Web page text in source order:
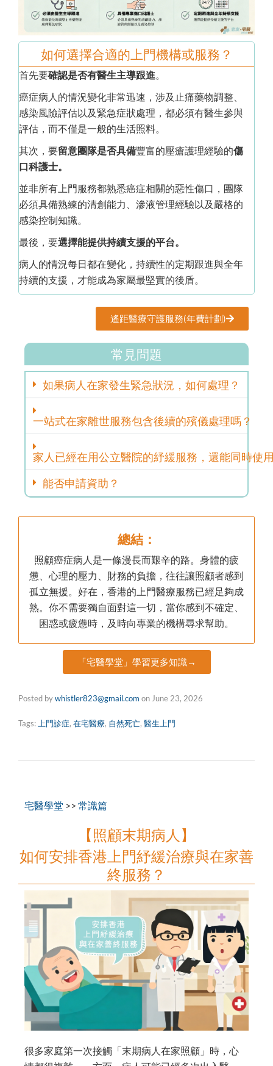
如何選擇合適的上門機構或服務？
首先要確認是否有醫生主導跟進。
癌症病人的情況變化非常迅速，涉及止痛藥物調整、
感染風險評估以及緊急症狀處理，都必須有醫生參與
評估，而不僅是一般的生活照料。
其次，要留意團隊是否具備豐富的壓瘡護理經驗的傷
口科護士。
並非所有上門服務都熟悉癌症相關的惡性傷口，團隊
必須具備熟練的清創能力、滲液管理經驗以及嚴格的
感染控制知識。
最後，要選擇能提供持續支援的平台。
病人的情況每日都在變化，持續性的定期跟進與全年
持續的支援，才能成為家屬最堅實的後盾。
遙距醫療守護服務(年費計劃)
常見問題
如果病人在家發生緊急狀況，如何處理？
一站式在家離世服務包含後續的殯儀處理嗎？
家人已經在用公立醫院的紓緩服務，還能同時使
能否申請資助？
總結：
照顧癌症病人是一條漫長而艱辛的路。身體的疲
憊、心理的壓力、財務的負擔，往往讓照顧者感到
孤立無援。好在，香港的上門醫療服務已經足夠成
熟。你不需要獨自面對這一切，當你感到不確定、
困惑或疲憊時，及時向專業的機構尋求幫助。
「宅醫學堂」學習更多知識→
Posted bywhistler823@gmail.com on June 23, 2026
Tags: 上門診症, 在宅醫療, 自然死亡, 醫生上門
宅醫學堂 >> 常識篇
【照顧末期病人】
如何安排香港上門紓緩治療與在家善
終服務？
很多家庭第一次接觸「末期病人在家照顧」時，心